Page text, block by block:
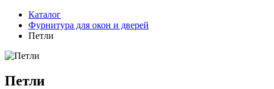
Каталог
Фурнитура для окон и дверей
Петли
Петли